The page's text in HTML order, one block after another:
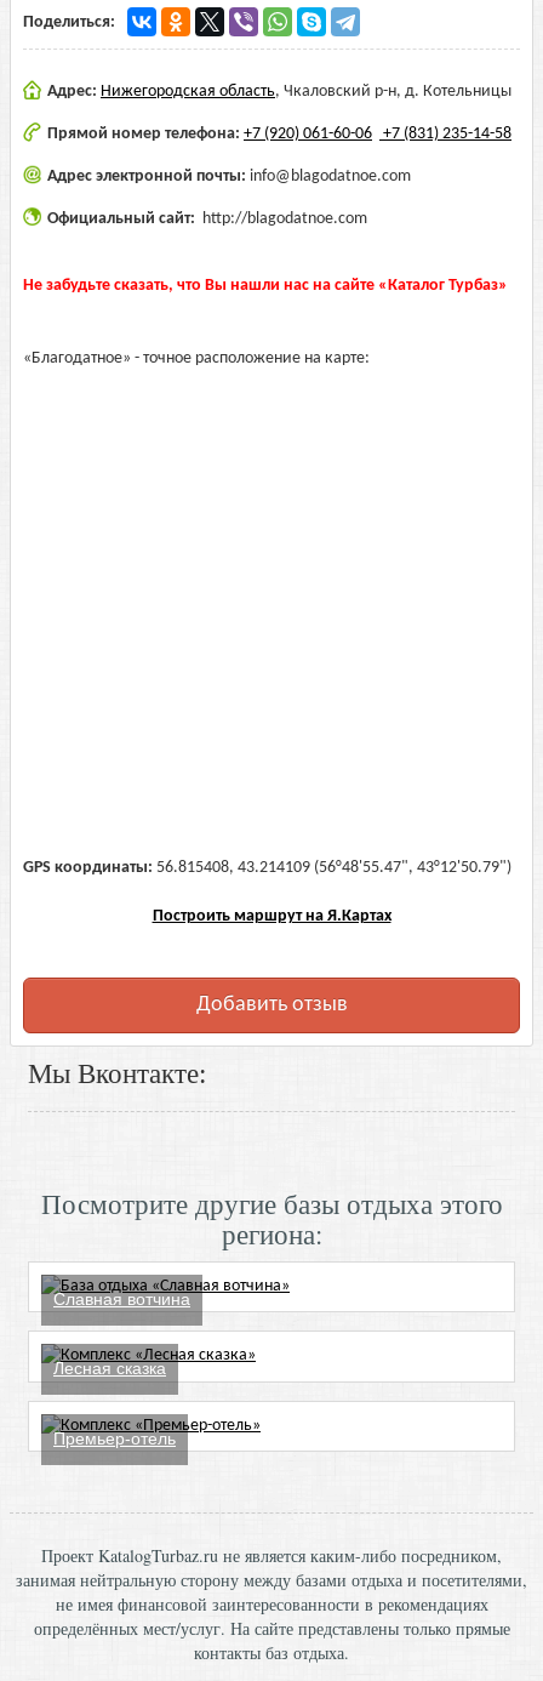
Поделиться:
Адрес: Нижегородская область, Чкаловский р-н, д. Котельницы
Прямой номер телефона: +7 (920) 061-60-06 +7 (831) 235-14-58
Адрес электронной почты: info@blagodatnoe.com
Официальный сайт: http://blagodatnoe.com
Не забудьте сказать, что Вы нашли нас на сайте «Каталог Турбаз»
«Благодатное» - точное расположение на карте:
GPS координаты: 56.815408, 43.214109 (56°48'55.47", 43°12'50.79")
Построить маршрут на Я.Картах
Добавить отзыв
Мы Вконтакте:
Посмотрите другие базы отдыха этого
региона:
Славная вотчина
Лесная сказка
Премьер-отель
Проект KatalogTurbaz.ru не является каким-либо посредником,
занимая нейтральную сторону между базами отдыха и посетителями,
не имея финансовой заинтересованности в рекомендациях
определённых мест/услуг. На сайте представлены только прямые
контакты баз отдыха.